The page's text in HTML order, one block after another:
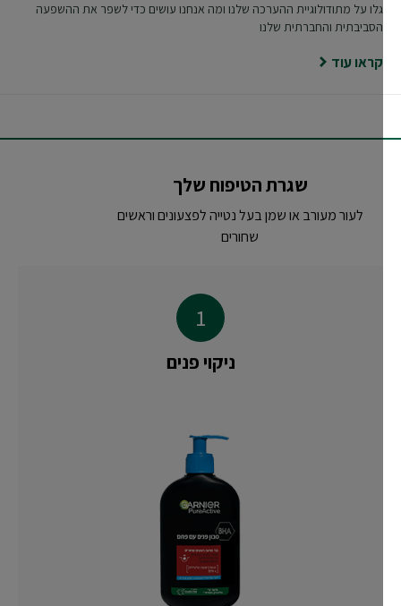
גלו על מתודולוגיית ההערכה שלנו ומה אנחנו עושים כדי לשפר את ההשפעה
הסביבתית והחברתית שלנו
קראו עוד
שגרת הטיפוח שלך
לעור מעורב או שמן בעל נטייה לפצעונים וראשים
שחורים
ניקוי פנים